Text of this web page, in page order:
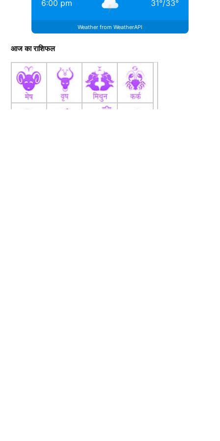
6:00 pm 31°/33°
Weather from WeatherAPI
आज का राशिफल